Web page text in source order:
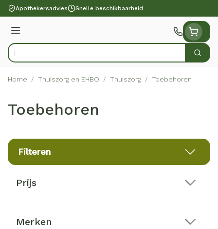
Ga naar de inhoud
Apothekersadvies Snelle beschikbaarheid
Menu
Product, merk, categorie... Zoek
Home / Thuiszorg en EHBO / Thuiszorg / Toebehoren
Toebehoren
Filteren
Prijs
Merken